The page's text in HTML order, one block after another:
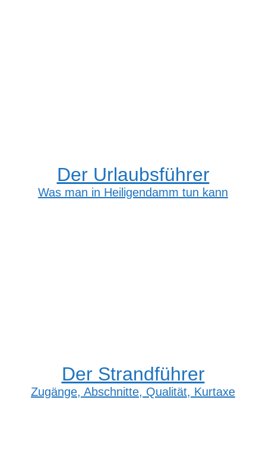
Der Urlaubsführer
Was man in Heiligendamm tun kann
Der Strandführer
Zugänge, Abschnitte, Qualität, Kurtaxe